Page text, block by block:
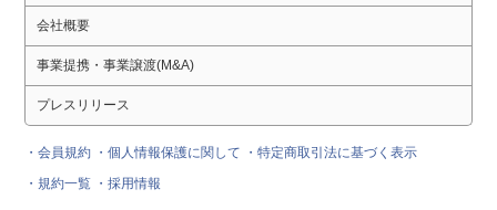
会社概要
事業提携・事業譲渡(M&A)
プレスリリース
・会員規約 ・個人情報保護に関して
・特定商取引法に基づく表示
・規約一覧 ・採用情報